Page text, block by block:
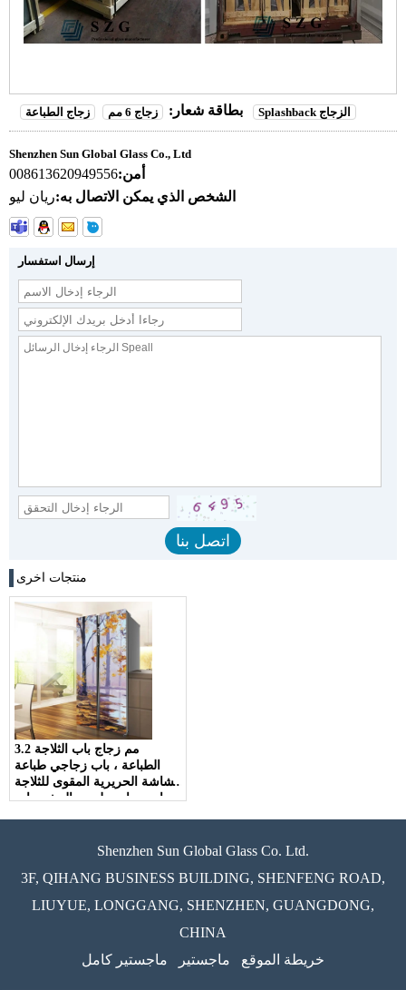
بطاقة شعار: زجاج 6 مم زجاج الطباعة Splashback الزجاج
Shenzhen Sun Global Glass Co., Ltd
أمن:008613620949556
الشخص الذي يمكن الاتصال به:ريان ليو
إرسال استفسار
منتجات اخرى
3.2 مم زجاج باب الثلاجة
الطباعة ، باب زجاجي طباعة
الشاشة الحريرية المقوى للثلاجة
، باب زجاجي لمبرد المشروبات
Shenzhen Sun Global Glass Co. Ltd.
3F, QIHANG BUSINESS BUILDING, SHENFENG ROAD,
LIUYUE, LONGGANG, SHENZHEN, GUANGDONG,
CHINA
خريطة الموقع
ماجستير ماجستير كامل